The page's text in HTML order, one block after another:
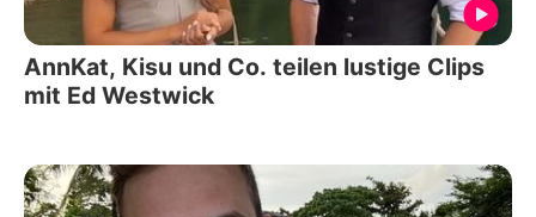
AnnKat, Kisu und Co. teilen lustige Clips
mit Ed Westwick